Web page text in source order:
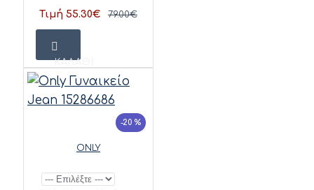
Τιμή 55.30€ 79.00€
ΚΑΛΆΘΙ
-20 %
ONLY